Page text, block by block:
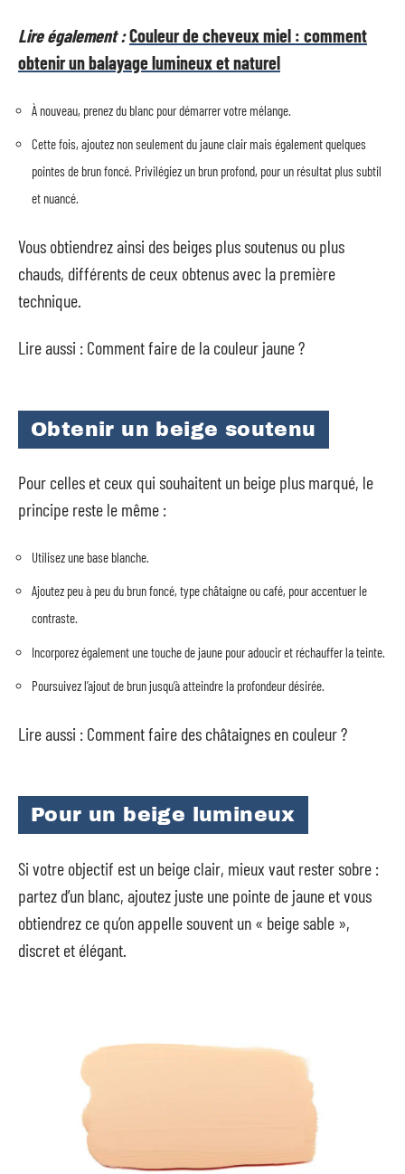
Lire également :Couleur de cheveux miel : comment
obtenir un balayage lumineux et naturel
À nouveau, prenez du blanc pour démarrer votre mélange.
Cette fois, ajoutez non seulement du jaune clair mais également quelques
pointes de brun foncé. Privilégiez un brun profond, pour un résultat plus subtil
et nuancé.
Vous obtiendrez ainsi des beiges plus soutenus ou plus
chauds, différents de ceux obtenus avec la première
technique.
Lire aussi : Comment faire de la couleur jaune ?
Obtenir un beige soutenu
Pour celles et ceux qui souhaitent un beige plus marqué, le
principe reste le même :
Utilisez une base blanche.
Ajoutez peu à peu du brun foncé, type châtaigne ou café, pour accentuer le
contraste.
Incorporez également une touche de jaune pour adoucir et réchauffer la teinte.
Poursuivez l’ajout de brun jusqu’à atteindre la profondeur désirée.
Lire aussi : Comment faire des châtaignes en couleur ?
Pour un beige lumineux
Si votre objectif est un beige clair, mieux vaut rester sobre :
partez d’un blanc, ajoutez juste une pointe de jaune et vous
obtiendrez ce qu’on appelle souvent un « beige sable »,
discret et élégant.